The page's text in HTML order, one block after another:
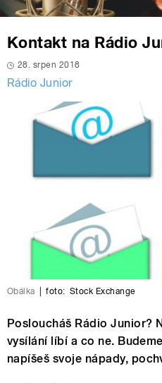
Kontakt na Rádio
28. srpen 2018
Rádio Junior
Obálka foto: Stock Exchange
Posloucháš Rádio Junior?
vysílání líbí a co ne.
napíšeš svoje nápady,